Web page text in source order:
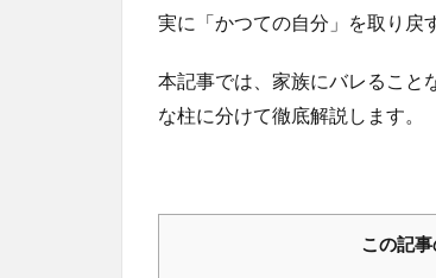
実に「かつての自分」を取り戻
本記事では、家族にバレること
な柱に分けて徹底解説します。
この記